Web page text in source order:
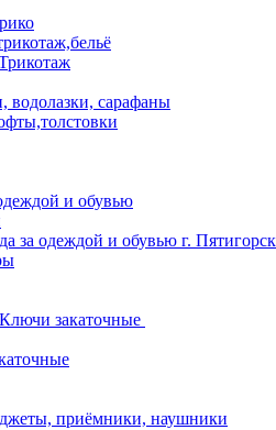
водолазки, сарафаны
и обувью
за одеждой и обувью г. Пятигорск
закаточные
приёмники, наушники